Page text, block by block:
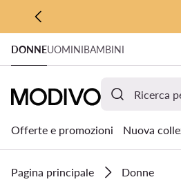
VAI AL CONTENUTO
VAI ALLA RICERCA
DONNEUOMINIBAMBINI
Offerte e promozioni Nuova
Pagina principale Donne